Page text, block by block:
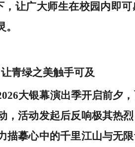
，让广大师生在校园内即
让青绿之美触手可及
大银幕演出季开启前夕
，活动发起后反响极其热
描摹心中的千里江山与无